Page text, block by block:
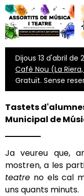
Dijous 13 d'abril de
Cafè Nou (La Riera,
Gratuït. Sense
Tastets
Municipal de
Ja veureu que,
mostren, a les
teatre no els cal
uns quants minuts.